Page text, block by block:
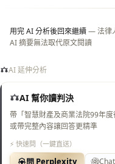
用完 AI 分析後回來繼續— 法律
AI 摘要無法取代原文閱讀
AI 延伸分析
AI 幫你讀判決
帶「智慧財產及商業法院99年
或帶完整內容讓回答更精準
⚡ 快速問（一鍵直送）
問 Perplexity